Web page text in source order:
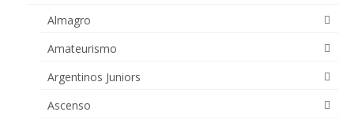
Almagro
Amateurismo
Argentinos Juniors
Ascenso